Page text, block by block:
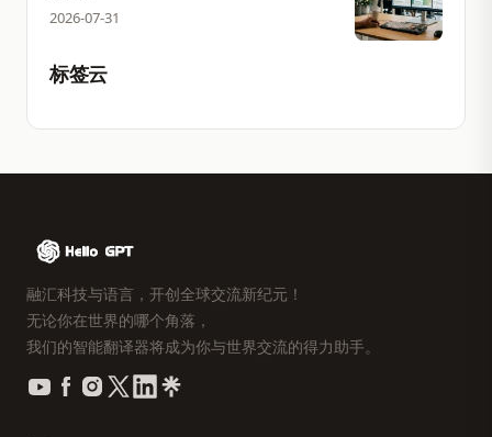
2026-07-31
标签云
融汇科技与语言，开创全球交流新纪元！
无论你在世界的哪个角落，
我们的智能翻译器将成为你与世界交流的得力助手。